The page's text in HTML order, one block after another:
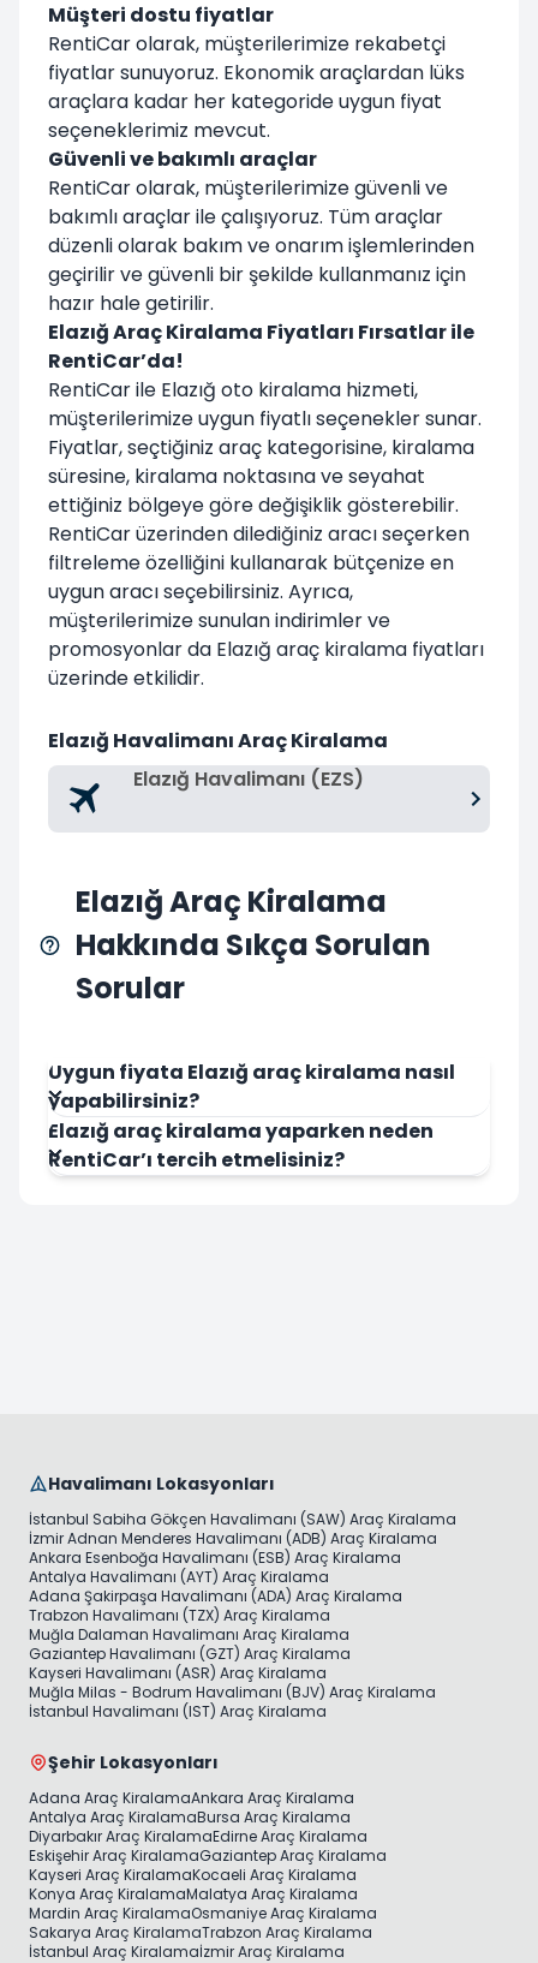
Müşteri dostu fiyatlar
RentiCar olarak, müşterilerimize rekabetçi
fiyatlar sunuyoruz. Ekonomik araçlardan lüks
araçlara kadar her kategoride uygun fiyat
seçeneklerimiz mevcut.
Güvenli ve bakımlı araçlar
RentiCar olarak, müşterilerimize güvenli ve
bakımlı araçlar ile çalışıyoruz. Tüm araçlar
düzenli olarak bakım ve onarım işlemlerinden
geçirilir ve güvenli bir şekilde kullanmanız için
hazır hale getirilir.
Elazığ Araç Kiralama Fiyatları Fırsatlar ile
RentiCar’da!
RentiCar ile Elazığ oto kiralama hizmeti,
müşterilerimize uygun fiyatlı seçenekler sunar.
Fiyatlar, seçtiğiniz araç kategorisine, kiralama
süresine, kiralama noktasına ve seyahat
ettiğiniz bölgeye göre değişiklik gösterebilir.
RentiCar üzerinden dilediğiniz aracı seçerken
filtreleme özelliğini kullanarak bütçenize en
uygun aracı seçebilirsiniz. Ayrıca,
müşterilerimize sunulan indirimler ve
promosyonlar da Elazığ araç kiralama fiyatları
üzerinde etkilidir.
Elazığ Havalimanı Araç Kiralama
Elazığ Havalimanı (EZS)
Elazığ Araç Kiralama
Hakkında Sıkça Sorulan
Sorular
Uygun fiyata Elazığ araç kiralama nasıl
yapabilirsiniz?
Elazığ araç kiralama yaparken neden
RentiCar’ı tercih etmelisiniz?
Havalimanı Lokasyonları
İstanbul Sabiha Gökçen Havalimanı (SAW) Araç Kiralama
İzmir Adnan Menderes Havalimanı (ADB) Araç Kiralama
Ankara Esenboğa Havalimanı (ESB) Araç Kiralama
Antalya Havalimanı (AYT) Araç Kiralama
Adana Şakirpaşa Havalimanı (ADA) Araç Kiralama
Trabzon Havalimanı (TZX) Araç Kiralama
Muğla Dalaman Havalimanı Araç Kiralama
Gaziantep Havalimanı (GZT) Araç Kiralama
Kayseri Havalimanı (ASR) Araç Kiralama
Muğla Milas - Bodrum Havalimanı (BJV) Araç Kiralama
İstanbul Havalimanı (IST) Araç Kiralama
Şehir Lokasyonları
Adana Araç KiralamaAnkara Araç Kiralama
Antalya Araç KiralamaBursa Araç Kiralama
Diyarbakır Araç KiralamaEdirne Araç Kiralama
Eskişehir Araç KiralamaGaziantep Araç Kiralama
Kayseri Araç KiralamaKocaeli Araç Kiralama
Konya Araç KiralamaMalatya Araç Kiralama
Mardin Araç KiralamaOsmaniye Araç Kiralama
Sakarya Araç KiralamaTrabzon Araç Kiralama
İstanbul Araç Kiralamaİzmir Araç Kiralama